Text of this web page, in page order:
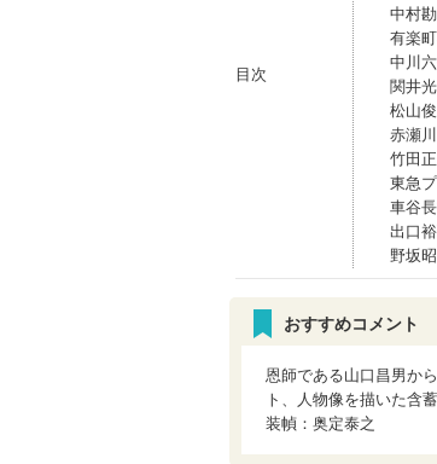
目次
中村
有楽
中川
関井
松山
赤瀬
竹田
東急
車谷
出口
野坂
おすすめコメント
恩師である山口昌男か
ト、人物像を描いた含
装幀：奥定泰之